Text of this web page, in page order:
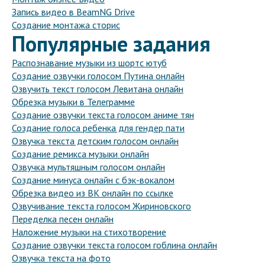
Запись видео в BeamNG Drive
Создание монтажа сторис
Популярные задания
Распознавание музыки из шортс ютуб
Создание озвучки голосом Путина онлайн
Озвучить текст голосом Левитана онлайн
Обрезка музыки в Телеграмме
Создание озвучки текста голосом аниме тян
Создание голоса ребенка для гендер пати
Озвучка текста детским голосом онлайн
Создание ремикса музыки онлайн
Озвучка мультяшным голосом онлайн
Создание минуса онлайн с бэк-вокалом
Обрезка видео из ВК онлайн по ссылке
Озвучивание текста голосом Жириновского
Переделка песен онлайн
Наложение музыки на стихотворение
Создание озвучки текста голосом гоблина онлайн
Озвучка текста на фото